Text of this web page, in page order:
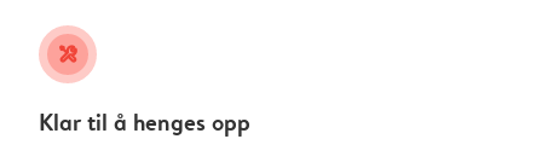
tools
Klar til å henges opp